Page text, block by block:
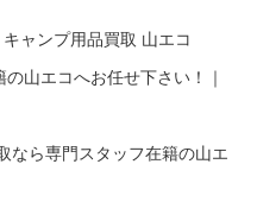
ャンプ用品買取 山エコ
山エコへお任せ下さい！｜
なら専門スタッフ在籍の山エ